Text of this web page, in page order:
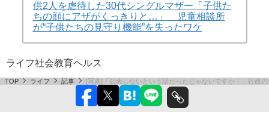
供2人を虐待した30代シングルマザー「子供た
ちの顔にアザがくっきりと…」 児童相談所
が“子供たちの見守り機能”を失ったワケ
ライフ社会教育ヘルス
TOP ライフ 記事 [写真]「公表しないという話だったじゃないですか！」行政